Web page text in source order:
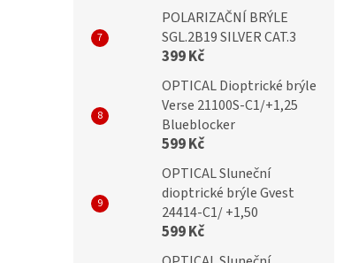
POLARIZAČNÍ BRÝLE
SGL.2B19 SILVER CAT.3
399 Kč
OPTICAL Dioptrické brýle
Verse 21100S-C1/+1,25
Blueblocker
599 Kč
OPTICAL Sluneční
dioptrické brýle Gvest
24414-C1/ +1,50
599 Kč
699 Kč